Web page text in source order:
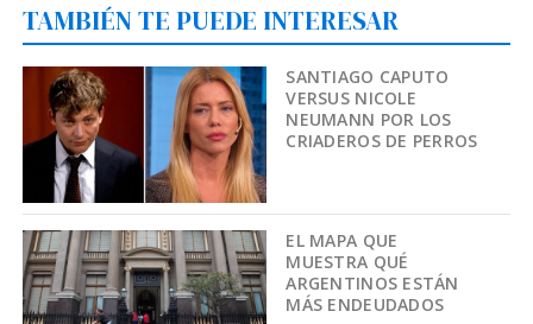
TAMBIÉN TE PUEDE INTERESAR
SANTIAGO CAPUTO
VERSUS NICOLE
NEUMANN POR LOS
CRIADEROS DE PERROS
EL MAPA QUE
MUESTRA QUÉ
ARGENTINOS ESTÁN
MÁS ENDEUDADOS